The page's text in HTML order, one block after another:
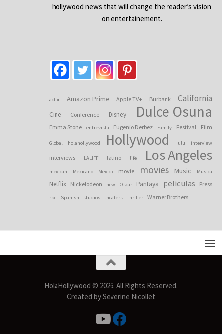
hollywood news that will change the reader’s vision
on entertainement.
actor Amazon Prime Apple TV+ Burbank California
Cine Conference Disney Dulce Osuna
Emma Stone entrevista Eugenio Derbez Family Festival Film
Global holahollywood Hollywood Hulu interview
interviews LALIFF latino life Los Angeles
mexican Mexicano Mexico movie movies Music Musica
Netflix Nickelodeon now Oscar Pantaya peliculas Press
rbd Spanish studios theaters Thriller Warner Brothers
HolaHollywood © 2026. All Rights Reserved.
Created by Severine Nicollet